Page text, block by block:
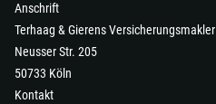
Anschrift
Terhaag & Gierens Versicherungsmakler
Neusser Str. 205
50733 Köln
Kontakt